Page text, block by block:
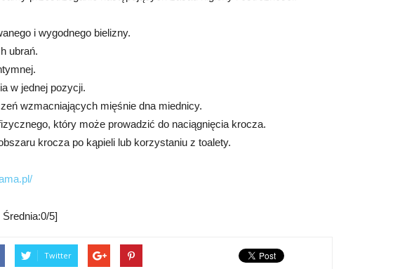
i wygodnego bielizny.
ubrań.
w jednej pozycji.
wzmacniających mięśnie dna miednicy.
który może prowadzić do naciągnięcia krocza.
krocza po kąpieli lub korzystaniu z toalety.
5]
Twitter